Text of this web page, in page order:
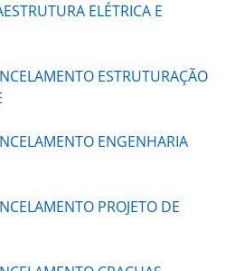
ELÉTRICA E
ESTRUTURAÇÃO
ENGENHARIA
PROJETO DE